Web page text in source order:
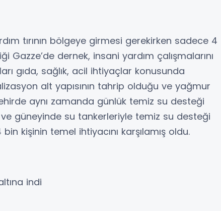
tırının bölgeye girmesi gerekirken sadece 4
Gazze’de dernek, insani yardım çalışmalarını
gıda, sağlık, acil ihtiyaçlar konusunda
alt yapısının tahrip olduğu ve yağmur
aynı zamanda günlük temiz su desteği
ve güneyinde su tankerleriyle temiz su desteği
kişinin temel ihtiyacını karşılamış oldu.
indi